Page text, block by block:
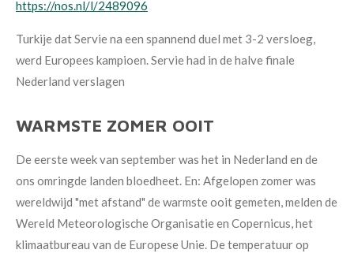
https://nos.nl/l/2489096
Turkije dat Servie na een spannend duel met 3-2 versloeg,
werd Europees kampioen. Servie had in de halve finale
Nederland verslagen
WARMSTE ZOMER OOIT
De eerste week van september was het in Nederland en de
ons omringde landen bloedheet. En: Afgelopen zomer was
wereldwijd "met afstand" de warmste ooit gemeten, melden de
Wereld Meteorologische Organisatie en Copernicus, het
klimaatbureau van de Europese Unie. De temperatuur op